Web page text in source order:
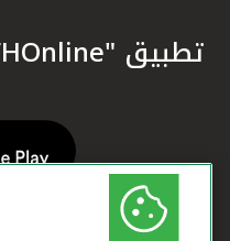
تطبيق "KFHOnline" للهواتف الذكية